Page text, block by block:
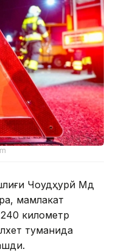
Чоудҳурй Мд
мамлакат
километр
туманида